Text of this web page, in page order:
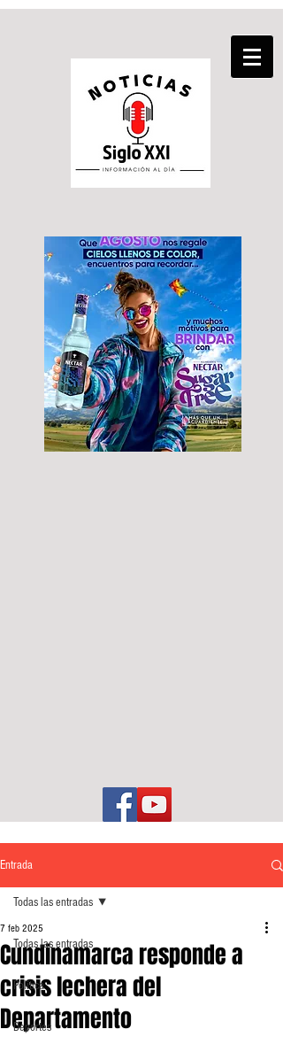
Entrada
Todas las entradas
Política
Deportes
Todas las entradas
Cundinamarca responde a
crisis lechera del
Departamento
7 feb 2025